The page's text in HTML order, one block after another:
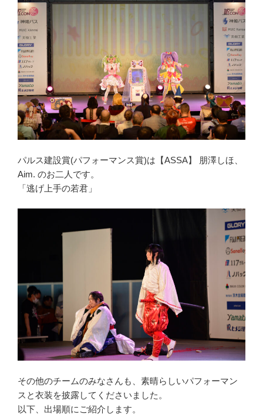
パルス建設賞(パフォーマンス賞)は【ASSA】 朋澤しほ、
Aim. のお二人です。
「逃げ上手の若君」
その他のチームのみなさんも、素晴らしいパフォーマン
スと衣装を披露してくださいました。
以下、出場順にご紹介します。